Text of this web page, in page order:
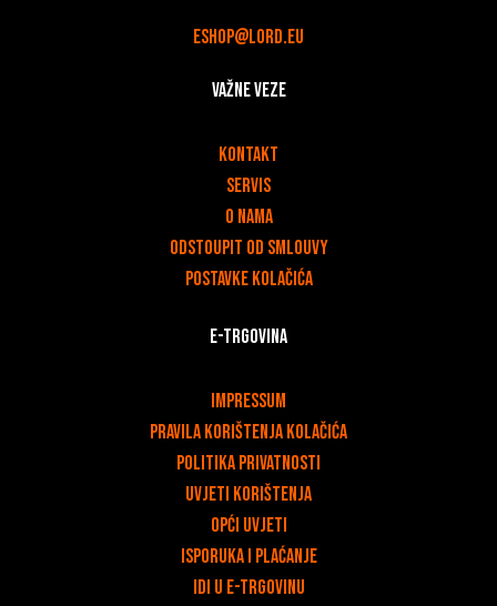
eshop@lord.eu
Važne veze
Kontakt
Servis
O nama
Odstoupit od smlouvy
Postavke kolačića
E-trgovina
Impressum
Pravila korištenja kolačića
Politika privatnosti
Uvjeti korištenja
Opći uvjeti
Isporuka i plaćanje
Idi u e-trgovinu